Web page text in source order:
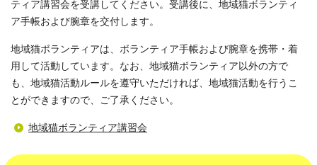
ティア講習会を受講してください。受講後に、地域猫ボランティ
ア手帳および腕章を交付します。
地域猫ボランティアは、ボランティア手帳および腕章を携帯・着
用して活動しています。なお、地域猫ボランティア以外の方で
も、地域猫活動ルールを遵守いただければ、地域猫活動を行うこ
とができますので、ご了承ください。
地域猫ボランティア講習会